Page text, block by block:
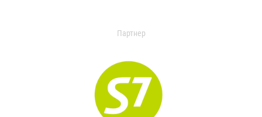
Партнер